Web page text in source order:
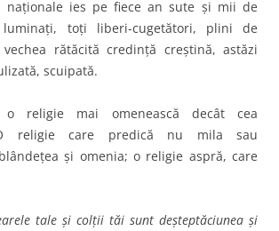
naţionale ies pe fiece an sute şi mii de
toţi liberi-cugetători, plini de
rătăcită credinţă creştină, astăzi
scuipată.
religie mai omenească decât cea
O religie care predică nu mila sau
şi omenia; o religie aspră, care
tale şi colţii tăi sunt deşteptăciunea şi